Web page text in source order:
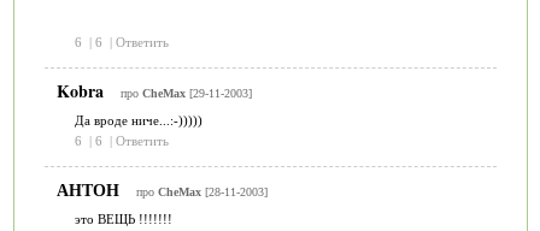
6 | 6 | Ответить
Kobra про CheMax [29-11-2003]
Да вроде ниче...:-)))))
6
| 6 | Ответить
АНТОН про CheMax [28-11-2003]
это ВЕЩЬ !!!!!!!